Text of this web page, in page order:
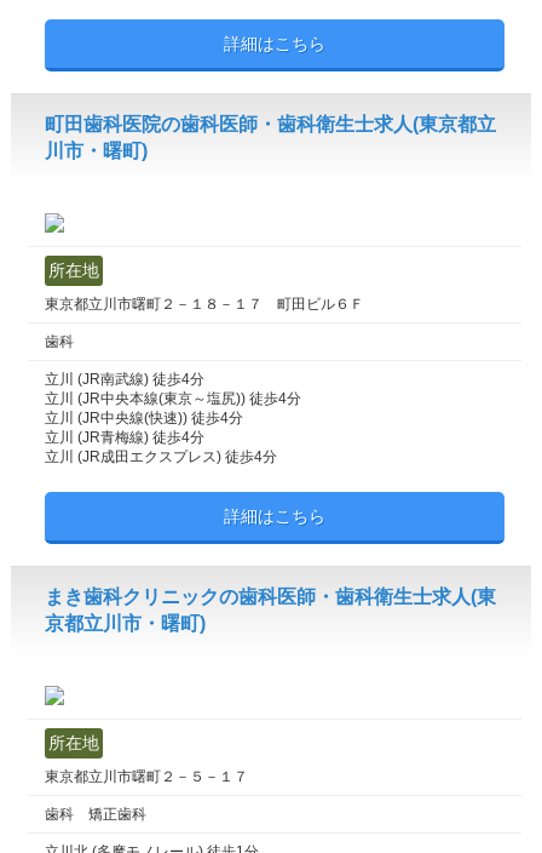
詳細はこちら
町田歯科医院の歯科医師・歯科衛生士求人(東京都立
川市・曙町)
所在地
東京都立川市曙町２－１８－１７ 町田ビル６Ｆ
歯科
立川 (JR南武線) 徒歩4分
立川 (JR中央本線(東京～塩尻)) 徒歩4分
立川 (JR中央線(快速)) 徒歩4分
立川 (JR青梅線) 徒歩4分
立川 (JR成田エクスプレス) 徒歩4分
詳細はこちら
まき歯科クリニックの歯科医師・歯科衛生士求人(東
京都立川市・曙町)
所在地
東京都立川市曙町２－５－１７
歯科 矯正歯科